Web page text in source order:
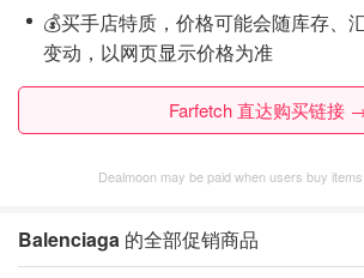
💰买手店特质，价格可能会随库存、
变动，以网页显示价格为准
Farfetch 直达购买链接
Dealmoon may be paid when users buy
Balenciaga 的全部促销商品